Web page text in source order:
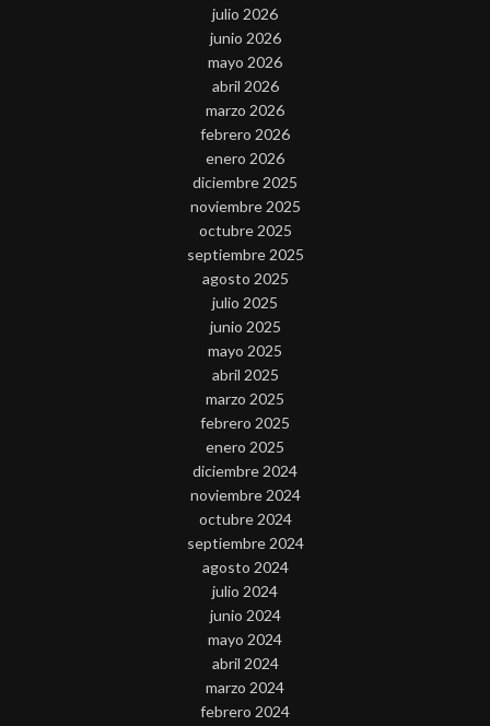
julio 2026
junio 2026
mayo 2026
abril 2026
marzo 2026
febrero 2026
enero 2026
diciembre 2025
noviembre 2025
octubre 2025
septiembre 2025
agosto 2025
julio 2025
junio 2025
mayo 2025
abril 2025
marzo 2025
febrero 2025
enero 2025
diciembre 2024
noviembre 2024
octubre 2024
septiembre 2024
agosto 2024
julio 2024
junio 2024
mayo 2024
abril 2024
marzo 2024
febrero 2024